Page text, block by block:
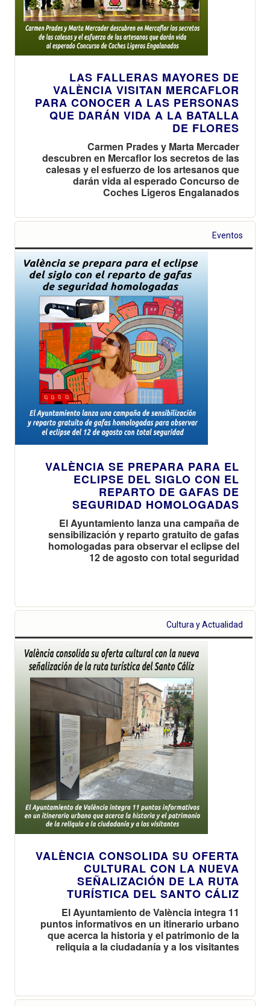
LAS FALLERAS MAYORES DE
VALÈNCIA VISITAN MERCAFLOR
PARA CONOCER A LAS PERSONAS
QUE DARÁN VIDA A LA BATALLA
DE FLORES
Carmen Prades y Marta Mercader
descubren en Mercaflor los secretos de las
calesas y el esfuerzo de los artesanos que
darán vida al esperado Concurso de
Coches Ligeros Engalanados
Eventos
VALÈNCIA SE PREPARA PARA EL
ECLIPSE DEL SIGLO CON EL
REPARTO DE GAFAS DE
SEGURIDAD HOMOLOGADAS
El Ayuntamiento lanza una campaña de
sensibilización y reparto gratuito de gafas
homologadas para observar el eclipse del
12 de agosto con total seguridad
Cultura y Actualidad
VALÈNCIA CONSOLIDA SU OFERTA
CULTURAL CON LA NUEVA
SEÑALIZACIÓN DE LA RUTA
TURÍSTICA DEL SANTO CÁLIZ
El Ayuntamiento de València integra 11
puntos informativos en un itinerario urbano
que acerca la historia y el patrimonio de la
reliquia a la ciudadanía y a los visitantes